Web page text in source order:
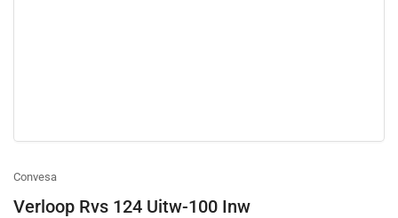
Convesa
Verloop Rvs 124 Uitw-100 Inw